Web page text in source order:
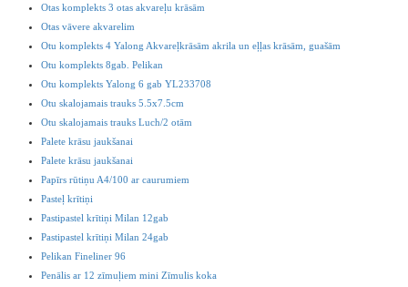
Otas komplekts 3 otas akvareļu krāsām
Otas vāvere akvarelim
Otu komplekts 4 Yalong Akvareļkrāsām akrila un eļļas krāsām, guašām
Otu komplekts 8gab. Pelikan
Otu komplekts Yalong 6 gab YL233708
Otu skalojamais trauks 5.5x7.5cm
Otu skalojamais trauks Luch/2 otām
Palete krāsu jaukšanai
Palete krāsu jaukšanai
Papīrs rūtiņu A4/100 ar caurumiem
Pasteļ krītiņi
Pastipastel krītiņi Milan 12gab
Pastipastel krītiņi Milan 24gab
Pelikan Fineliner 96
Penālis ar 12 zīmuļiem mini Zīmulis koka